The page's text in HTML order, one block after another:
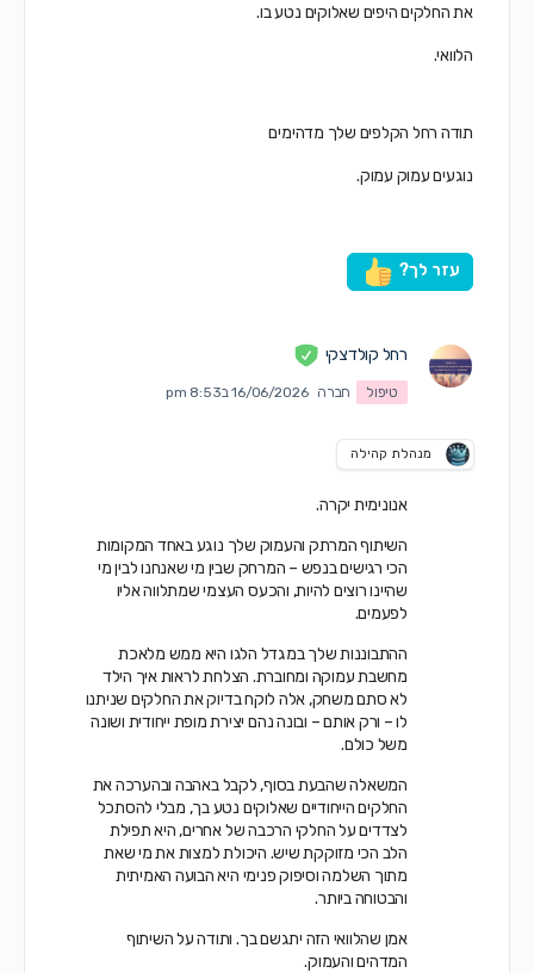
את החלקים היפים שאלוקים נטע בו.
הלוואי.
תודה רחל הקלפים שלך מדהימים
נוגעים עמוק עמוק.
עזר לך?
רחל קולדצקי
טיפול חברה 16/06/2026 ב8:53 pm
מנהלת קהילה
אנונימית יקרה.
השיתוף המרתק והעמוק שלך נוגע באחד המקומות
הכי רגישים בנפש – המרחק שבין מי שאנחנו לבין מי
שהיינו רוצים להיות, והכעס העצמי שמתלווה אליו
לפעמים.
ההתבוננות שלך במגדל הלגו היא ממש מלאכת
מחשבת עמוקה ומחוברת. הצלחת לראות איך הילד
לא סתם משחק, אלה לוקח בדיוק את החלקים שניתנו
לו – ורק אותם – ובונה נהם יצירת מופת ייחודית ושונה
משל כולם.
המשאלה שהבעת בסוף, לקבל באהבה ובהערכה את
החלקים הייחודיים שאלוקים נטע בך, מבלי להסתכל
לצדדים על החלקי הרכבה של אחרים, היא תפילת
הלב הכי מזוקקת שיש. היכולת למצות את מי שאת
מתוך השלמה וסיפוק פנימי היא הבועה האמיתית
והבטוחה ביותר.
אמן שהלוואי הזה יתגשם בך. ותודה על השיתוף
המדהים והעמוק.